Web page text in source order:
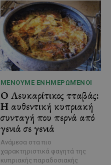
ΜΈΝΟΥΜΕ ΕΝΗΜΕΡΩΜΈΝΟΙ
Ο Λευκαρίτικος τταβάς:
Η αυθεντική κυπριακή
συνταγή που περνά από
γενιά σε γενιά
Ανάμεσα στα πιο
χαρακτηριστικά φαγητά της
κυπριακής παραδοσιακής